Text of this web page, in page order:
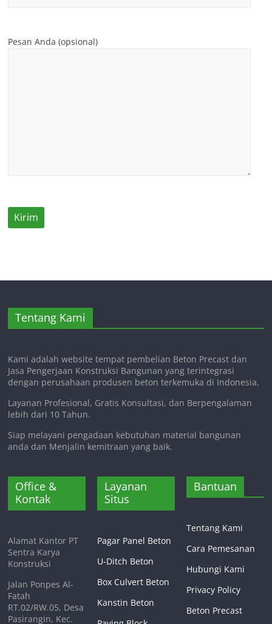
Pesan Anda (opsional)
Tentang Kami
Kami adalah website tempat pembelian Beton Precast dan
Jasa Pengerjaan Konstruksi Bangunan yang terintegrasi
dengan perusahaan produsen beton terkemuka di Indonesia.
Layanan Profesional, Gratis Konsultasi, dan Berpengalaman
lebih dari 10 Tahun.
Siap melayani pengadaan kebutuhan material bangunan
anda dan Menjalin kemitraan yang baik.
Office &
Kontak
Alamat Kantor PT
Sentra Karya
Konstruksi
Jalan Ponpes Al-
Fatah
RT.02/RW.05, Desa
Pasirangin, Kec.
Layanan
Situs
Pagar Panel Beton
U-Ditch Beton
Box Culvert Beton
Kanstin Beton
Bantuan
Tentang Kami
Cara Pemesanan
Hubungi Kami
Privacy Policy
Beton Precast